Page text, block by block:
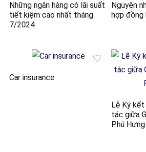
Những ngân hàng có lãi suất
tiết kiệm cao nhất tháng
7/2024
Nguyên
hợp đồng
Car insurance
Lễ Ký
tác giữa
Phú Hưng